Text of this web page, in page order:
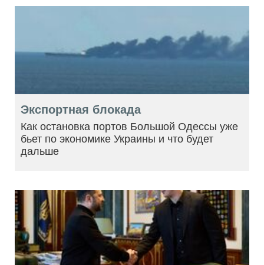
Экспортная блокада
Как остановка портов Большой Одессы уже
бьет по экономике Украины и что будет
дальше